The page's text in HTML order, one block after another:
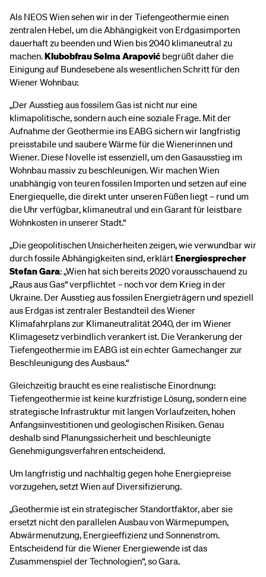
Als NEOS Wien sehen wir in der Tiefengeothermie einen
zentralen Hebel, um die Abhängigkeit von Erdgasimporten
dauerhaft zu beenden und Wien bis 2040 klimaneutral zu
machen.Klubobfrau Selma Arapović begrüßt daher die
Einigung auf Bundesebene als wesentlichen Schritt für den
Wiener Wohnbau:
„Der Ausstieg aus fossilem Gas ist nicht nur eine
klimapolitische, sondern auch eine soziale Frage. Mit der
Aufnahme der Geothermie ins EABG sichern wir langfristig
preisstabile und saubere Wärme für die Wienerinnen und
Wiener. Diese Novelle ist essenziell, um den Gasausstieg im
Wohnbau massiv zu beschleunigen. Wir machen Wien
unabhängig von teuren fossilen Importen und setzen auf eine
Energiequelle, die direkt unter unseren Füßen liegt – rund um
die Uhr verfügbar, klimaneutral und ein Garant für leistbare
Wohnkosten in unserer Stadt.“
„Die geopolitischen Unsicherheiten zeigen, wie verwundbar wir
durch fossile Abhängigkeiten sind, erklärtEnergiesprecher
Stefan Gara: „Wien hat sich bereits 2020 vorausschauend zu
„Raus aus Gas“ verpflichtet – noch vor dem Krieg in der
Ukraine. Der Ausstieg aus fossilen Energieträgern und speziell
aus Erdgas ist zentraler Bestandteil des Wiener
Klimafahrplans zur Klimaneutralität 2040, der im Wiener
Klimagesetz verbindlich verankert ist. Die Verankerung der
Tiefengeothermie im EABG ist ein echter Gamechanger zur
Beschleunigung des Ausbaus.“
Gleichzeitig braucht es eine realistische Einordnung:
Tiefengeothermie ist keine kurzfristige Lösung, sondern eine
strategische Infrastruktur mit langen Vorlaufzeiten, hohen
Anfangsinvestitionen und geologischen Risiken. Genau
deshalb sind Planungssicherheit und beschleunigte
Genehmigungsverfahren entscheidend.
Um langfristig und nachhaltig gegen hohe Energiepreise
vorzugehen, setzt Wien auf Diversifizierung.
„Geothermie ist ein strategischer Standortfaktor, aber sie
ersetzt nicht den parallelen Ausbau von Wärmepumpen,
Abwärmenutzung, Energieeffizienz und Sonnenstrom.
Entscheidend für die Wiener Energiewende ist das
Zusammenspiel der Technologien“, so Gara.